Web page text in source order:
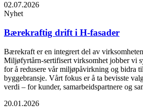
02.07.2026
Nyhet
Bærekraftig drift i H-fasader
Bærekraft er en integrert del av
Miljøfyrtårn-sertifisert virksomhet jobber vi
for å redusere vår miljøpåvirkning og bidra
byggebransje. Vårt fokus er å ta bevisste
verdi – for kunder, samarbeidspartnere og
20.01.2026